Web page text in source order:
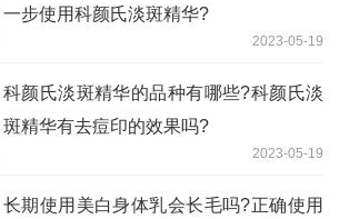
一步使用科颜氏淡斑精华?
2023-05-19
科颜氏淡斑精华的品种有哪些?科颜氏淡
斑精华有去痘印的效果吗?
2023-05-19
长期使用美白身体乳会长毛吗?正确使用